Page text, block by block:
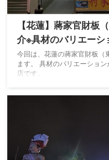
【花蓮】蔣家官財板
介※具材のバリエー
ン」
今回は、花蓮の蔣家官財板（
ます。 具材のバリエーショ
店です。